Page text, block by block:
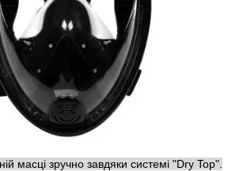
масці зручно завдяки системі "Dry Top".